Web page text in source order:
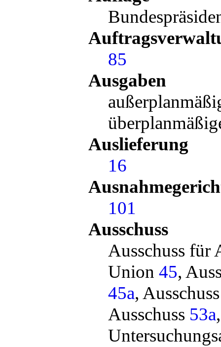
85
Ausgaben
Auslieferung
16
101
Ausschuss
Ausschuss für
Union 45,
45a,
Ausschuss 53a,